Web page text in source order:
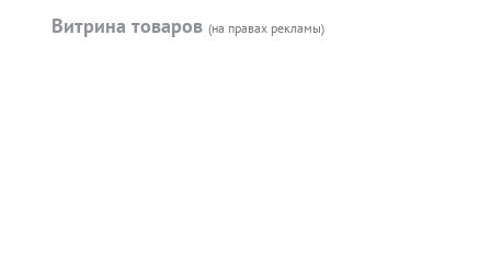
Витрина товаров (на правах рекламы)